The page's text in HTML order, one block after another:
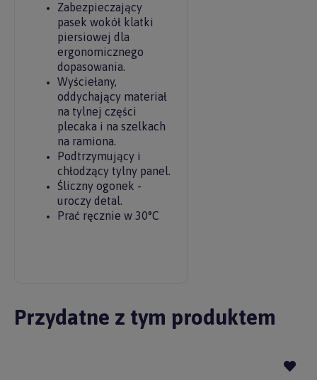
Zabezpieczający
pasek wokół klatki
piersiowej dla
ergonomicznego
dopasowania.
Wyściełany,
oddychający materiał
na tylnej części
plecaka i na szelkach
na ramiona.
Podtrzymujący i
chłodzący tylny panel.
Śliczny ogonek -
uroczy detal.
Prać ręcznie w 30°C
Przydatne z tym produktem